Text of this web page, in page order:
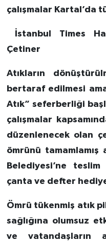
çalışmalar Kartal’da
İstanbul Times
Çetiner
Atıkların
bertaraf edilmesi
Atık” seferberliği
çalışmalar
düzenlenecek olan
ömrünü tamamlamış
Belediyesi’ne
çanta ve defter
Ömrü tükenmiş atık
sağlığına olumsuz
ve vatandaşların